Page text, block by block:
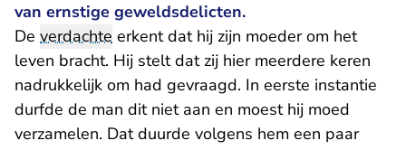
van ernstige geweldsdelicten.
De verdachte erkent dat hij zijn moeder om het
leven bracht. Hij stelt dat zij hier meerdere keren
nadrukkelijk om had gevraagd. In eerste instantie
durfde de man dit niet aan en moest hij moed
verzamelen. Dat duurde volgens hem een paar